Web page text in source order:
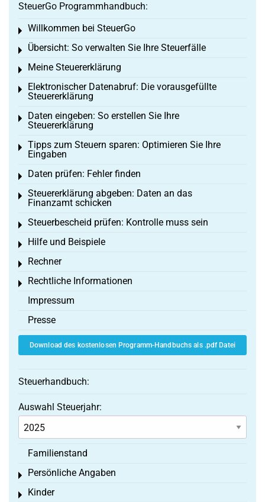
SteuerGo Programmhandbuch:
Willkommen bei SteuerGo
Toggle menu
Übersicht: So verwalten Sie Ihre Steuerfälle
Toggle menu
Meine Steuererklärung
Toggle menu
Elektronischer Datenabruf: Die vorausgefüllte
Steuererklärung
Toggle menu
Daten eingeben: So erstellen Sie Ihre
Steuererklärung
Toggle menu
Tipps zum Steuern sparen: Optimieren Sie Ihre
Eingaben
Toggle menu
Daten prüfen: Fehler finden
Toggle menu
Steuererklärung abgeben: Daten an das
Finanzamt schicken
Toggle menu
Steuerbescheid prüfen: Kontrolle muss sein
Toggle menu
Hilfe und Beispiele
Toggle menu
Rechner
Toggle menu
Rechtliche Informationen
Toggle menu
Impressum
Presse
Download des kostenlosen Programm-Handbuchs als .pdf Datei
Steuerhandbuch:
Auswahl Steuerjahr:
Familienstand
Persönliche Angaben
Toggle menu
Kinder
Toggle menu